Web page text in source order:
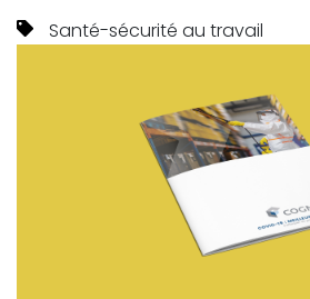
Santé-sécurité au travail